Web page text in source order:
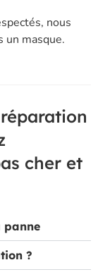
nous
un masque.
cher et
panne
?